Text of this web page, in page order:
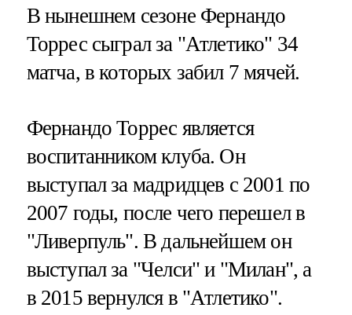
В нынешнем сезоне Фернандо
Торрес сыграл за "Атлетико" 34
матча, в которых забил 7 мячей.
Фернандо Торрес является
воспитанником клуба. Он
выступал за мадридцев с 2001 по
2007 годы, после чего перешел в
"Ливерпуль". В дальнейшем он
выступал за "Челси" и "Милан", а
в 2015 вернулся в "Атлетико".